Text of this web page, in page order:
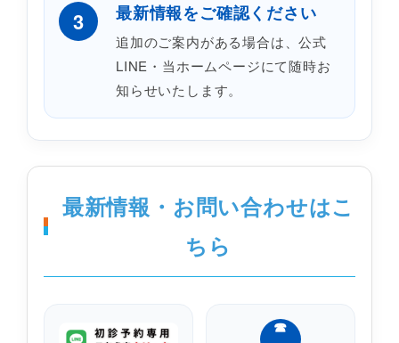
3 最新情報をご確認ください
追加のご案内がある場合は、公式
LINE・当ホームページにて随時お
知らせいたします。
最新情報・お問い合わせはこ
ちら
☎